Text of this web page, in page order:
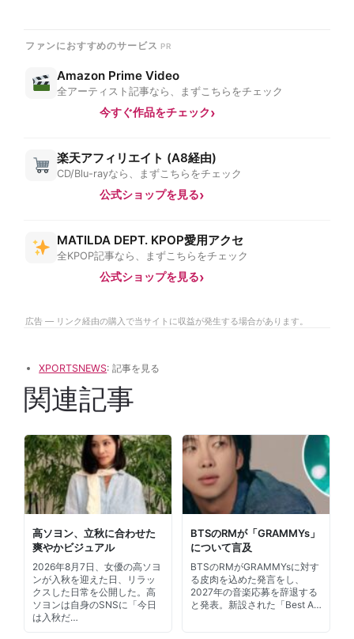
ファンにおすすめのサービス
Amazon Prime Video
全アーティスト記事なら、まずこちらをチェック
今すぐ作品をチェック
楽天アフィリエイト (A8経由)
CD/Blu-rayなら、まずこちらをチェック
公式ショップを見る
MATILDA DEPT. KPOP愛用アクセ
全KPOP記事なら、まずこちらをチェック
公式ショップを見る
広告 — リンク経由の購入で当サイトに収益が発生する場合があります。
XPORTSNEWS: 記事を見る
関連記事
高ソヨン、立秋に合わせた
爽やかビジュアル
2026年8月7日、女優の高ソヨ
ンが入秋を迎えた日、リラッ
クスした日常を公開した。高
ソヨンは自身のSNSに「今日
は入秋だ…
BTSのRMが「GRAMMYs」
について言及
BTSのRMがGRAMMYsに対す
る皮肉を込めた発言をし、
2027年の音楽応募を辞退する
と発表。新設された「Best A…